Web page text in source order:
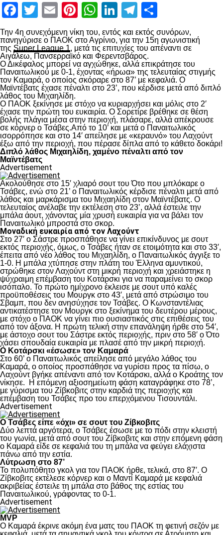
Facebook
Twitter
EmailPinterest
WhatsApp
LinkedIn
Telegram
Την 4η συνεχόμενη νίκη του, εντός και εκτός συνόρων,
πανηγύρισε ο ΠΑΟΚ στο Αγρίνιο, για την 15η αγωνιστική
της Super League 1, μετά τις επιτυχίες του απέναντι σε
Αιγάλεω, Πανσερραϊκό και Φερεντσβάρος.
Ο Δικέφαλος μπορεί να αγχώθηκε, αλλά επικράτησε του
Παναιτωλικού με 0-1, έχοντας «ήρωα» της τελευταίας στιγμής
τον Καμαρά, ο οποίος σκόραρε στο 87’ με κεφαλιά. Ο
Μαϊντέβατς έχασε πέναλτι στο 23’, που κέρδισε μετά από διπλό
λάθος του Μιχαηλίδη.
Ο ΠΑΟΚ ξεκίνησε με στόχο να κυριαρχήσει και μόλις στο 2′
έχασε την πρώτη του ευκαιρία. Ο Σορετίρε βρέθηκε σε θέση
βολής πλάγια μέσα στην περιοχή, πλάσαρε, αλλά απέκρουσε
σε κόρνερ ο Τσάβες.Από το 10’ και μετά ο Παναιτωλικός
ισορρόπησε και στο 14′ απείλησε με «κεραυνό» του Λαχούντ
έξω από την περιοχή, που πέρασε δίπλα από το κάθετο δοκάρι!
Διπλό λάθος Μιχαηλίδη, χαμένο πέναλτι από τον
Μαϊντέβατς
Advertisement
Ακολούθησε στο 15′ χλιαρό σουτ του Ότο που μπλόκαρε ο
Τσάβες, ενώ στο 21’ ο Παναιτωλικός κέρδισε πέναλτι μετά από
λάθος και μαρκάρισμα του Μιχαηλίδη στον Μαϊντέβατς. Ο
τελευταίος ανέλαβε την εκτέλεση στο 23’, αλλά έστειλε την
μπάλα άουτ, χάνοντας μία χρυσή ευκαιρία για να βάλει τον
Παναιτωλικό μπροστά στο σκορ.
Μοναδική ευκαιρία από τον Λαχούντ
Στο 27′ ο Σάστρε προσπάθησε να γίνει επικίνδυνος με σουτ
εκτός περιοχής, όμως, ο Τσάβες ήταν σε ετοιμότητα και στο 33′,
έπειτα από νέο λάθος του Μιχαηλίδη, ο Παναιτωλικός άγγιξε το
1-0. Η μπάλα χτύπησε στην πλάτη του Έλληνα αμυντικού,
στρώθηκε στον Λαχούντ στη μικρή περιοχή και χρειάστηκε η
ψύχραιμη επέμβαση του Κοτάρσκι για να παραμείνει το σκορ
ισόπαλο. Το πρώτο ημίχρονο έκλεισε με σουτ υπό καλές
προϋποθέσεις του Μουργκ στο 43′, μετά από στρώσιμο του
Σβαμπ, που δεν ανησύχησε τον Τσάβες. Ο Κωνσταντέλιας
αντικατέστησε τον Μουργκ στο ξεκίνημα του δευτέρου μέρους,
με στόχο ο ΠΑΟΚ να γίνει πιο ουσιαστικός στις επιθέσεις του
από τον άξονα. Η πρώτη τελική στην επανάληψη ήρθε στο 54′,
με άστοχο σουτ του Σάστρε εκτός περιοχής, πριν στο 58′ ο Ότο
χάσει σπουδαία ευκαιρία με πλασέ από την μικρή περιοχή.
Ο Κοτάρσκι «έσωσε» τον Καμαρά
Στο 60’ ο Παναιτωλικός απείλησε από μεγάλο λάθος του
Καμαρά, ο οποίος προσπάθησε να γυρίσει προς τα πίσω, ο
Λαχούντ βγήκε απέναντι από τον Κοτάρσκι, αλλά ο Κροάτης τον
νίκησε. Η επόμενη αξιοσημείωτη φάση καταγράφηκε στο 78’,
με γύρισμα του Ζίβκοβιτς στην καρδιά της περιοχής και
επέμβαση του Τσάβες προ του επερχόμενου Τισουντάλι.
Advertisement
Ο Τσάβες είπε «όχι» σε σουτ του Ζίβκοβιτς
Δύο λεπτά αργότερα, ο Τσάβες έσωσε με το πόδι στην κλειστή
του γωνία, μετά από σουτ του Ζίβκοβιτς και στην επόμενη φάση
ο Καμαρά είδε σε κεφαλιά του τη μπάλα να φεύγει ελάχιστα
πάνω από την εστία.
Λύτρωση στο 87’
Το πολυπόθητο γκολ για τον ΠΑΟΚ ήρθε, τελικά, στο 87′. Ο
Ζίβκοβιτς εκτέλεσε κόρνερ και ο Μαντί Καμαρά με κεφαλιά
ακριβείας έστειλε τη μπάλα στο βάθος της εστίας του
Παναιτωλικού, γράφοντας το 0-1.
Advertisement
MVP
Ο Καμαρά έκρινε ακόμη ένα ματς του ΠΑΟΚ τη φετινή σεζόν με